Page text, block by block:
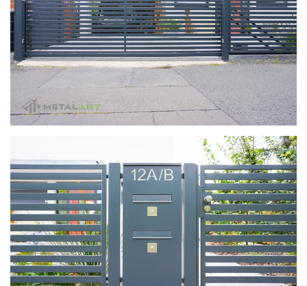
zoom in
zoom in